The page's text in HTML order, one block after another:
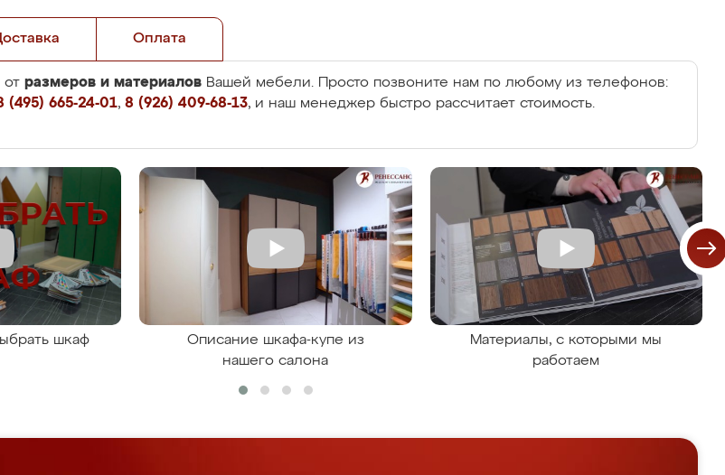
Оплата
от размеров и материалов Вашей мебели. Просто позвоните нам по любому из телефонов:
(495) 665-24-01, 8 (926) 409-68-13, и наш менеджер быстро рассчитает стоимость.
шкаф
Описание шкафа-купе из
нашего салона
Материалы, с которыми мы
работаем